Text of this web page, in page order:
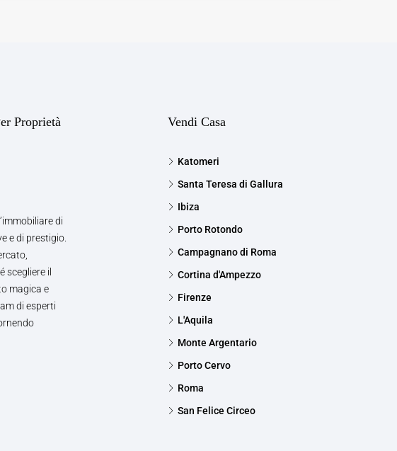
Proprietà
di
e di prestigio.
scegliere il
magica e
di esperti
Vendi Casa
Katomeri
Santa Teresa di Gallura
Ibiza
Porto Rotondo
Campagnano di Roma
Cortina d'Ampezzo
Firenze
L'Aquila
Monte Argentario
Porto Cervo
Roma
San Felice Circeo